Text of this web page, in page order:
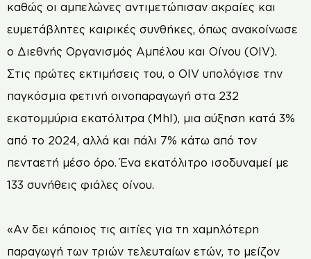
καθώς οι αμπελώνες αντιμετώπισαν ακραίες και
ευμετάβλητες καιρικές συνθήκες, όπως ανακοίνωσε
ο Διεθνής Οργανισμός Αμπέλου και Οίνου (OIV).
Στις πρώτες εκτιμήσεις του, ο OIV υπολόγισε την
παγκόσμια φετινή οινοπαραγωγή στα 232
εκατομμύρια εκατόλιτρα (Mhl), μια αύξηση κατά 3%
από το 2024, αλλά και πάλι 7% κάτω από τον
πενταετή μέσο όρο. Ένα εκατόλιτρο ισοδυναμεί με
133 συνήθεις φιάλες οίνου.
«Αν δει κάποιος τις αιτίες για τη χαμηλότερη
παραγωγή των τριών τελευταίων ετών, το μείζον